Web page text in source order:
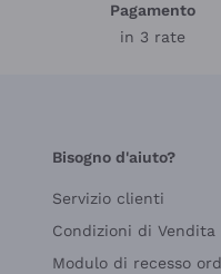
Pagamento
in 3 rate
Bisogno d'aiuto?
Servizio clienti
Condizioni di Vendita
Modulo di recesso